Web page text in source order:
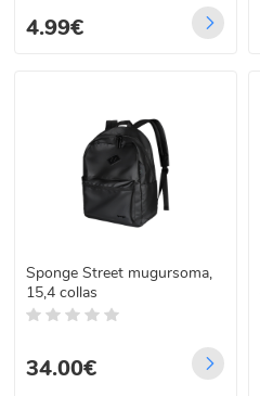
4.99€
Sponge Street mugursoma,
15,4 collas
34.00€